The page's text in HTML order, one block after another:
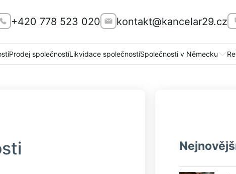
+420 778 523 020 kontakt@kancelar29.cz
Prodej společnostíLikvidace společnostíSpolečnosti v Německu